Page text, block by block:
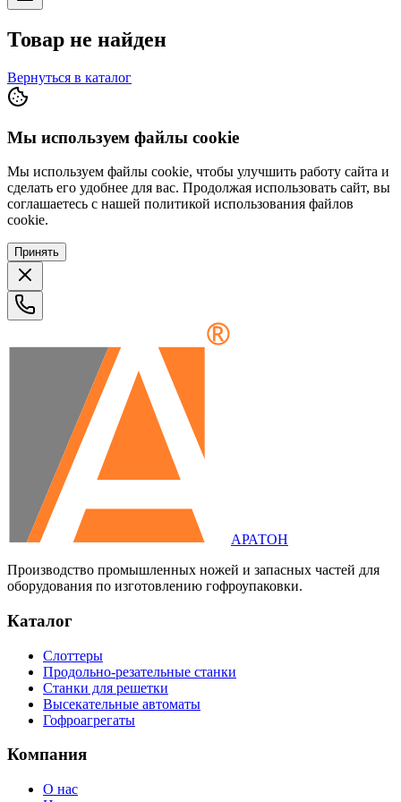
Товар не найден
Вернуться в каталог
Мы используем файлы cookie
Мы используем файлы cookie, чтобы улучшить работу сайта и
сделать его удобнее для вас. Продолжая использовать сайт, вы
соглашаетесь с нашей политикой использования файлов
cookie.
Принять
АРАТОН
Производство промышленных ножей и запасных частей для
оборудования по изготовлению гофроупаковки.
Каталог
Слоттеры
Продольно-резательные станки
Станки для решетки
Высекательные автоматы
Гофроагрегаты
Компания
О нас